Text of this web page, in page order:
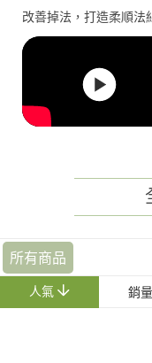
改善掉法，打造柔順法
所有商品
人氣 銷量